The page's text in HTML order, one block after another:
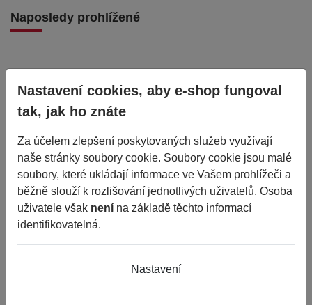
Naposledy prohlížené
185/60R14 82H AOTELI P307
Nastavení cookies, aby e-shop fungoval
tak, jak ho znáte
Za účelem zlepšení poskytovaných služeb využívají
naše stránky soubory cookie. Soubory cookie jsou malé
soubory, které ukládají informace ve Vašem prohlížeči a
běžně slouží k rozlišování jednotlivých uživatelů. Osoba
uživatele však není na základě těchto informací
identifikovatelná.
Nastavení